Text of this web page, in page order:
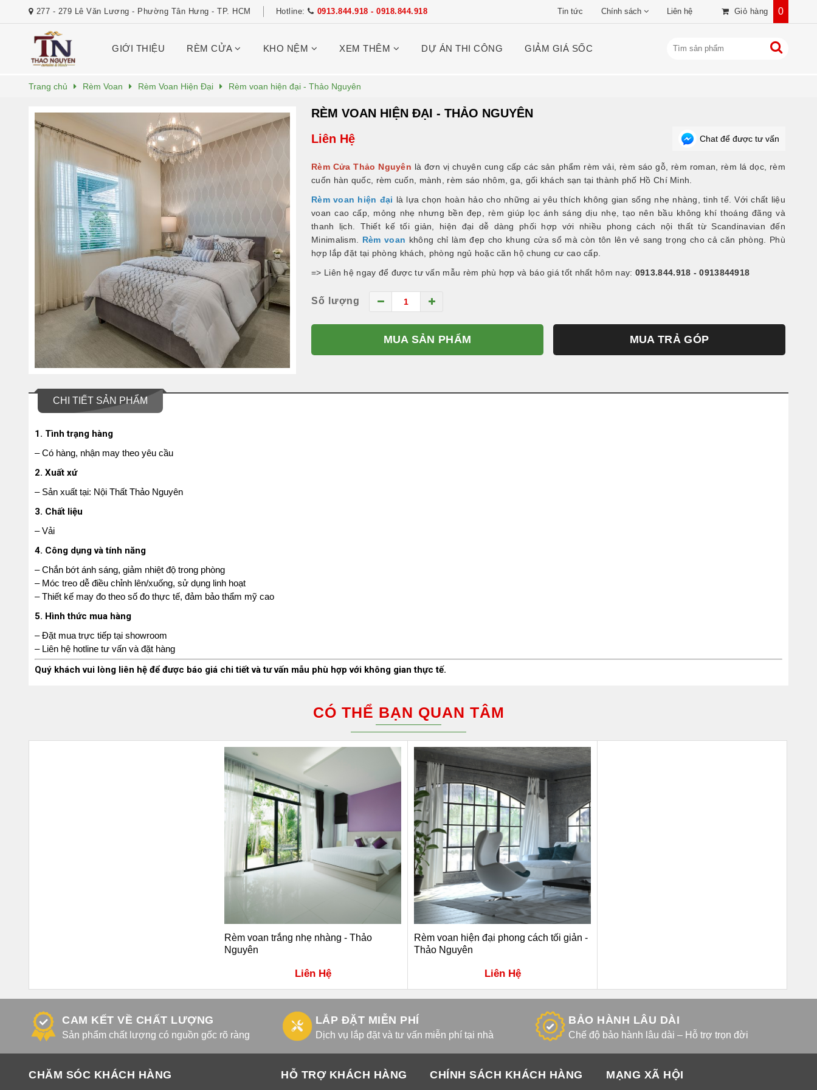
277 - 279 Lê Văn Lương - Phường Tân Hưng - TP. HCM Hotline: 0913.844.918 - 0918.844.918 Tin tức Chính sách Liên hệ Giỏ hàng 0
GIỚI THIỆU RÈM CỬA KHO NỆM XEM THÊM DỰ ÁN THI CÔNG GIẢM GIÁ SỐC
Trang chủ Rèm Voan Rèm Voan Hiện Đại Rèm voan hiện đại - Thảo Nguyên
RÈM VOAN HIỆN ĐẠI - THẢO NGUYÊN
Liên Hệ
Chat để được tư vấn
Rèm Cửa Thảo Nguyên là đơn vị chuyên cung cấp các sản phẩm rèm vải, rèm sáo gỗ, rèm roman, rèm lá dọc, rèm
cuốn hàn quốc, rèm cuốn, mành, rèm sáo nhôm, ga, gối khách sạn tại thành phố Hồ Chí Minh.
Rèm voan hiện đại là lựa chọn hoàn hảo cho những ai yêu thích không gian sống nhẹ nhàng, tinh tế. Với chất liệu
voan cao cấp, mỏng nhẹ nhưng bền đẹp, rèm giúp lọc ánh sáng dịu nhẹ, tạo nên bầu không khí thoáng đãng và
thanh lịch. Thiết kế tối giản, hiện đại dễ dàng phối hợp với nhiều phong cách nội thất từ Scandinavian đến
Minimalism. Rèm voan không chỉ làm đẹp cho khung cửa sổ mà còn tôn lên vẻ sang trọng cho cả căn phòng. Phù
hợp lắp đặt tại phòng khách, phòng ngủ hoặc căn hộ chung cư cao cấp.
=> Liên hệ ngay để được tư vấn mẫu rèm phù hợp và báo giá tốt nhất hôm nay: 0913.844.918 - 0913844918
Số lượng
MUA SẢN PHẨM MUA TRẢ GÓP
CHI TIẾT SẢN PHẨM
1. Tình trạng hàng
– Có hàng, nhận may theo yêu cầu
2. Xuất xứ
– Sản xuất tại: Nội Thất Thảo Nguyên
3. Chất liệu
– Vải
4. Công dụng và tính năng
– Chắn bớt ánh sáng, giảm nhiệt độ trong phòng
– Móc treo dễ điều chỉnh lên/xuống, sử dụng linh hoạt
– Thiết kế may đo theo số đo thực tế, đảm bảo thẩm mỹ cao
5. Hình thức mua hàng
– Đặt mua trực tiếp tại showroom
– Liên hệ hotline tư vấn và đặt hàng
Quý khách vui lòng liên hệ để được báo giá chi tiết và tư vấn mẫu phù hợp với không gian thực tế.
CÓ THỂ BẠN QUAN TÂM
Rèm voan trắng nhẹ nhàng - Thảo
Nguyên
Liên Hệ
Rèm voan hiện đại phong cách tối giản -
Thảo Nguyên
Liên Hệ
CAM KẾT VỀ CHẤT LƯỢNG
Sản phẩm chất lượng có nguồn gốc rõ ràng
LẮP ĐẶT MIỄN PHÍ
Dịch vụ lắp đặt và tư vấn miễn phí tại nhà
BẢO HÀNH LÂU DÀI
Chế độ bảo hành lâu dài – Hỗ trợ trọn đời
CHĂM SÓC KHÁCH HÀNG HỖ TRỢ KHÁCH HÀNG CHÍNH SÁCH KHÁCH HÀNG MẠNG XÃ HỘI